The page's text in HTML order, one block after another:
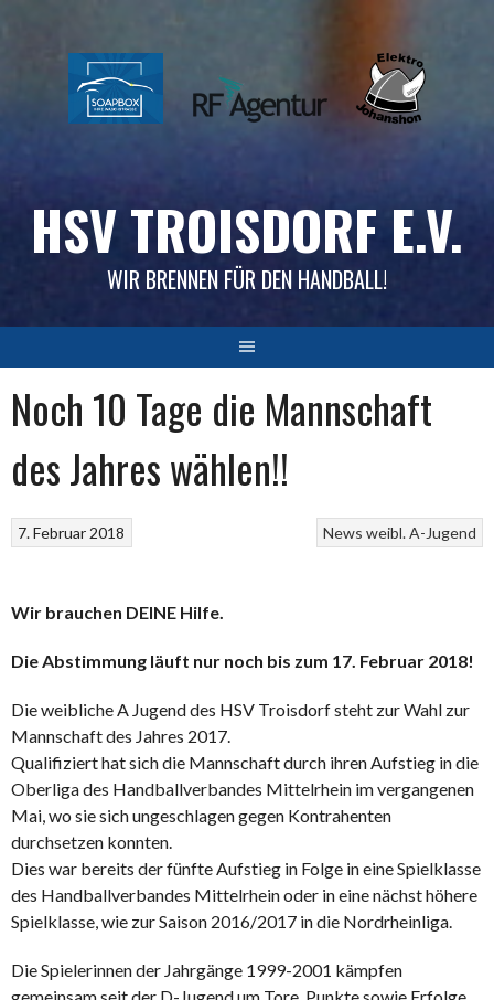
HSV TROISDORF E.V.
WIR BRENNEN FÜR DEN HANDBALL!
Noch 10 Tage die Mannschaft
des Jahres wählen!!
News weibl. A-Jugend
7. Februar 2018
Wir brauchen DEINE Hilfe.
Die Abstimmung läuft nur noch bis zum 17. Februar 2018!
Die weibliche A Jugend des HSV Troisdorf steht zur Wahl zur
Mannschaft des Jahres 2017.
Qualifiziert hat sich die Mannschaft durch ihren Aufstieg in die
Oberliga des Handballverbandes Mittelrhein im vergangenen
Mai, wo sie sich ungeschlagen gegen Kontrahenten
durchsetzen konnten.
Dies war bereits der fünfte Aufstieg in Folge in eine Spielklasse
des Handballverbandes Mittelrhein oder in eine nächst höhere
Spielklasse, wie zur Saison 2016/2017 in die Nordrheinliga.
Die Spielerinnen der Jahrgänge 1999-2001 kämpfen
gemeinsam seit der D-Jugend um Tore, Punkte sowie Erfolge.